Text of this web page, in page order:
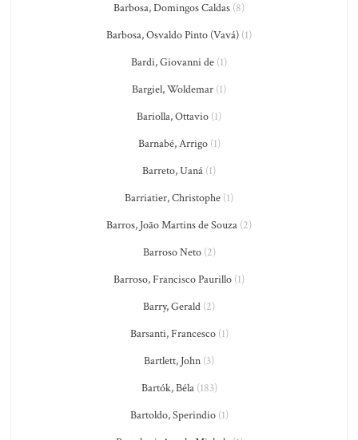
Barbosa, Domingos Caldas (8)
Barbosa, Osvaldo Pinto (Vavá) (1)
Bardi, Giovanni de (1)
Bargiel, Woldemar (1)
Bariolla, Ottavio (1)
Barnabé, Arrigo(1)
Barreto, Uaná (1)
Barriatier, Christophe (1)
Barros, João Martins de Souza (2)
Barroso Neto(2)
Barroso, Francisco Paurillo (1)
Barry, Gerald (2)
Barsanti, Francesco(1)
Bartlett, John (3)
Bartók, Béla(183)
Bartoldo, Sperindio(1)